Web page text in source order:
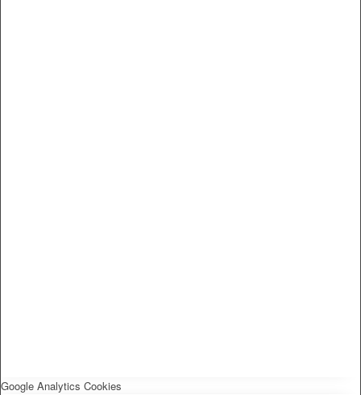
Google Analytics Cookies